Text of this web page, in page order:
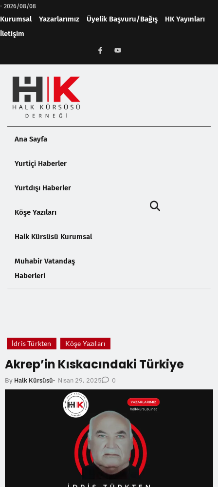
- 2026/08/08
Kurumsal Yazarlarımız Üyelik Başvuru/Bağış
HK Yayınları
İletişim
Ana Sayfa
Yurtiçi Haberler
Yurtdışı Haberler
Köşe Yazıları
Halk Kürsüsü Kurumsal
Muhabir Vatandaş
Haberleri
İdris Türkten Köşe Yazıları
Akrep’in Kıskacındaki Türkiye
By Halk Kürsüsü- Nisan 29, 2025 0